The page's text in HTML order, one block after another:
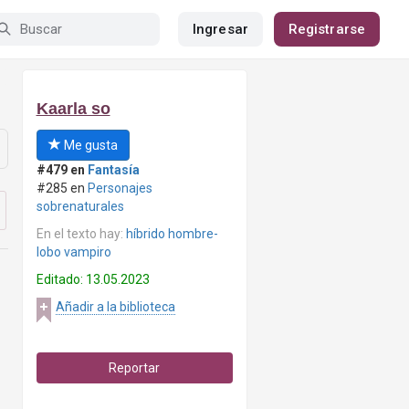
Ingresar Registrarse
Kaarla so
Me gusta
#479 en Fantasía
#285 en Personajes
sobrenaturales
En el texto hay: híbrido hombre-
lobo vampiro
Editado: 13.05.2023
Añadir a la biblioteca
Reportar